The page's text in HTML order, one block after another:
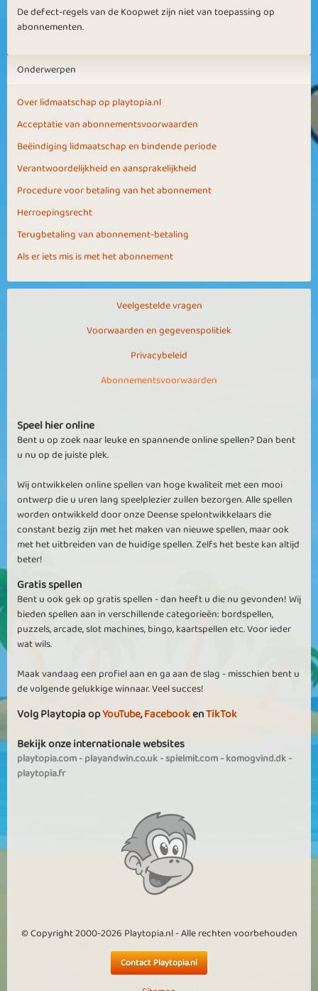
De defect-regels van de Koopwet zijn niet van toepassing op
abonnementen.
Onderwerpen
Over lidmaatschap op playtopia.nl
Acceptatie van abonnementsvoorwaarden
Beëindiging lidmaatschap en bindende periode
Verantwoordelijkheid en aansprakelijkheid
Procedure voor betaling van het abonnement
Herroepingsrecht
Terugbetaling van abonnement-betaling
Als er iets mis is met het abonnement
Veelgestelde vragen
Voorwaarden en gegevenspolitiek
Privacybeleid
Abonnementsvoorwaarden
Speel hier online
Bent u op zoek naar leuke en spannende online spellen? Dan bent
u nu op de juiste plek.
Wij ontwikkelen online spellen van hoge kwaliteit met een mooi
ontwerp die u uren lang speelplezier zullen bezorgen. Alle spellen
worden ontwikkeld door onze Deense spelontwikkelaars die
constant bezig zijn met het maken van nieuwe spellen, maar ook
met het uitbreiden van de huidige spellen. Zelfs het beste kan altijd
beter!
Gratis spellen
Bent u ook gek op gratis spellen - dan heeft u die nu gevonden! Wij
bieden spellen aan in verschillende categorieën: bordspellen,
puzzels, arcade, slot machines, bingo, kaartspellen etc. Voor ieder
wat wils.
Maak vandaag een profiel aan en ga aan de slag - misschien bent u
de volgende gelukkige winnaar. Veel succes!
Volg Playtopia opYouTube,FacebookenTikTok
Bekijk onze internationale websites
playtopia.com-playandwin.co.uk-spielmit.com-komogvind.dk-
playtopia.fr
© Copyright 2000-2026 Playtopia.nl - Alle rechten voorbehouden
Contact Playtopia.nl